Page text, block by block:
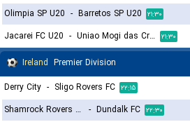
Olimpia SP U20 - Barretos SP U20 ۲۱:۳۰
Jacarei FC U20 - Uniao Mogi das Cruzes FC U20 ۲۱:۳۰
Ireland Premier Division
Derry City - Sligo Rovers FC ۲۲:۱۵
Shamrock Rovers FC
- Dundalk FC ۲۲:۳۰